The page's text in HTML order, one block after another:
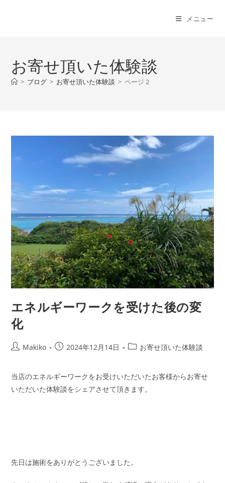
メニュー
お寄せ頂いた体験談
> ブログ > お寄せ頂いた体験談 > ページ 2
エネルギーワークを受けた後の変
化
投 Makiko
投
開
日:
2024年12月14日
投
テ
ゴ
お寄せ頂いた体験談
当店のエネルギーワークをお受けいただいたお客様からお寄せ
いただいた体験談をシェアさせて頂きます。
先日は施術をありがとうございました。